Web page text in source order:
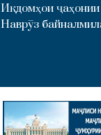
Иқдомҳои
Наврӯз